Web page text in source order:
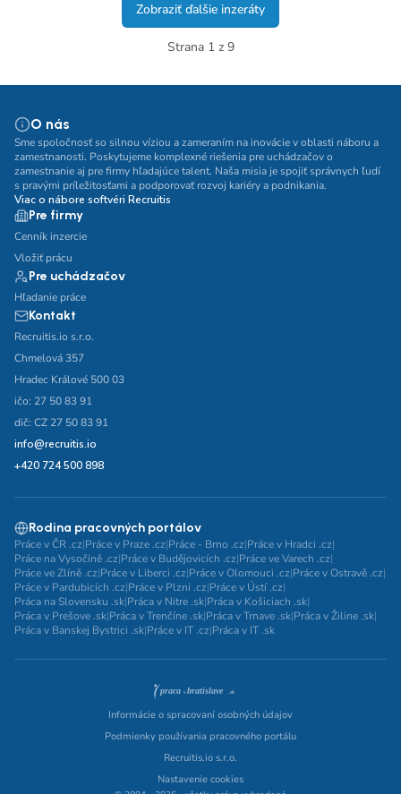
Zobraziť ďalšie inzeráty
Strana 1 z 9
O nás
Sme spoločnosť so silnou víziou a zameraním na inovácie v oblasti náboru a
zamestnanosti. Poskytujeme komplexné riešenia pre uchádzačov o
zamestnanie aj pre firmy hľadajúce talent. Naša misia je spojiť správnych ľudí
s pravými príležitosťami a podporovať rozvoj kariéry a podnikania.
Viac o nábore softvéri Recruitis
Pre firmy
Cenník inzercie
Vložiť prácu
Pre uchádzačov
Hľadanie práce
Kontakt
Recruitis.io s.r.o.
Chmelová 357
Hradec Králové 500 03
ičo: 27 50 83 91
dič: CZ 27 50 83 91
info@recruitis.io
+420 724 500 898
Rodina pracovných portálov
Práce v ČR .cz|Práce v Praze .cz|Práce - Brno .cz|Práce v Hradci .cz|
Práce na Vysočině .cz|Práce v Budějovicích .cz|Práce ve Varech .cz|
Práce ve Zlíně .cz|Práce v Liberci .cz|Práce v Olomouci .cz|Práce v Ostravě .cz|
Práce v Pardubicích .cz|Práce v Plzni .cz|Práce v Ústí .cz|
Práca na Slovensku .sk|Práca v Nitre .sk|Práca v Košiciach .sk|
Práca v Prešove .sk|Práca v Trenčíne .sk|Práca v Trnave .sk|Práca v Žiline .sk|
Práca v Banskej Bystrici .sk|Práce v IT .cz|Práca v IT .sk
Informácie o spracovaní osobných údajov
Podmienky používania pracovného portálu
Recruitis.io s.r.o.
Nastavenie cookies